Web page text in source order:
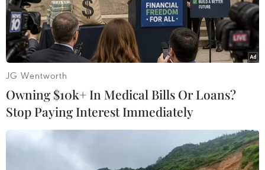
JG Wentworth
Owning $10k+ In Medical Bills Or Loans?
Stop Paying Interest Immediately